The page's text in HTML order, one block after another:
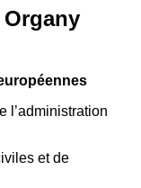
l’administration
et de